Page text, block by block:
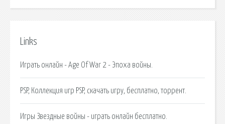
Links
Играть онлайн - Age Of War 2 - Эпоха войны.
PSP, Коллекция игр PSP, скачать игру, бесплатно, торрент.
Игры Звездные войны - играть онлайн бесплатно.